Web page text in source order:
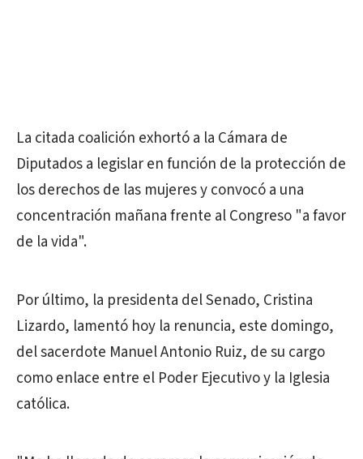
La citada coalición exhortó a la Cámara de
Diputados a legislar en función de la protección de
los derechos de las mujeres y convocó a una
concentración mañana frente al Congreso "a favor
de la vida".
Por último, la presidenta del Senado, Cristina
Lizardo, lamentó hoy la renuncia, este domingo,
del sacerdote Manuel Antonio Ruiz, de su cargo
como enlace entre el Poder Ejecutivo y la Iglesia
católica.